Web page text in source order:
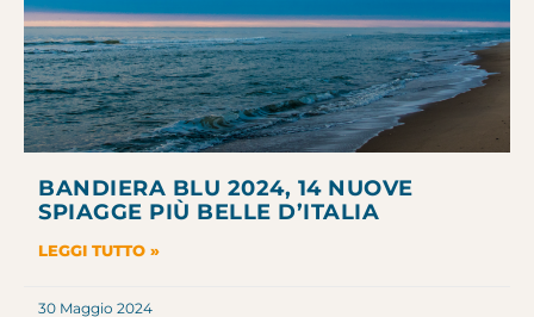
BANDIERA BLU 2024, 14 NUOVE
SPIAGGE PIÙ BELLE D’ITALIA
LEGGI TUTTO »
30 Maggio 2024